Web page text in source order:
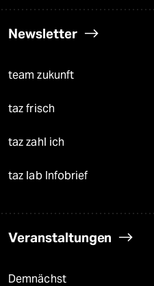
Newsletter
team zukunft
taz frisch
taz zahl ich
taz lab Infobrief
Veranstaltungen
Demnächst